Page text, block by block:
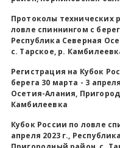
Протоколы технических
ловле спиннингом с
Республика Северная
с. Тарское, р.
Регистрация на Кубок
берега 30 марта - 3
Осетия-Алания,
Камбилеевка
Кубок России по ловле
апреля 2023 г.,